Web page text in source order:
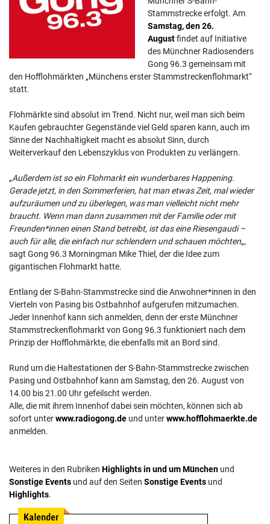
Stammstrecke erfolgt. Am
Samstag, den 26.
Augustfindet auf Initiative
des Münchner Radiosenders
Gong 96.3 gemeinsam mit
den Hofflohmärkten „Münchens erster Stammstreckenflohmarkt“
statt.
Flohmärkte sind absolut im Trend. Nicht nur, weil man sich beim
Kaufen gebrauchter Gegenstände viel Geld sparen kann, auch im
Sinne der Nachhaltigkeit macht es absolut Sinn, durch
Weiterverkauf den Lebenszyklus von Produkten zu verlängern.
„Außerdem ist so ein Flohmarkt ein wunderbares Happening.
Gerade jetzt, in den Sommerferien, hat man etwas Zeit, mal wieder
aufzuräumen und zu überlegen, was man vielleicht nicht mehr
braucht. Wenn man dann zusammen mit der Familie oder mit
Freunden*innen einen Stand betreibt, ist das eine Riesengaudi –
auch für alle, die einfach nur schlendern und schauen möchten„,
sagt Gong 96.3 Morningman Mike Thiel, der die Idee zum
gigantischen Flohmarkt hatte.
Entlang der S-Bahn-Stammstrecke sind die Anwohner*innen in den
Vierteln von Pasing bis Ostbahnhof aufgerufen mitzumachen.
Jeder Innenhof kann sich anmelden, denn der erste Münchner
Stammstreckenflohmarkt von Gong 96.3 funktioniert nach dem
Prinzip der Hofflohmärkte, die ebenfalls mit an Bord sind.
Rund um die Haltestationen der S-Bahn-Stammstrecke zwischen
Pasing und Ostbahnhof kann am Samstag, den 26. August von
14.00 bis 21.00 Uhr gefeilscht werden.
Alle, die mit ihrem Innenhof dabei sein möchten, können sich ab
sofort unterwww.radiogong.de und unterwww.hofflohmaerkte.de
anmelden.
Weiteres in den Rubriken Highlights in und um München und
Sonstige Events und auf den Seiten Sonstige Events und
Highlights.